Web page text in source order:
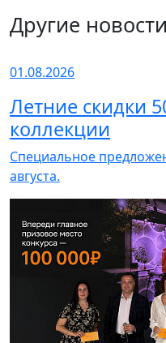
Другие новости
01.08.2026
Летние скидки
коллекции
Специальное
августа.